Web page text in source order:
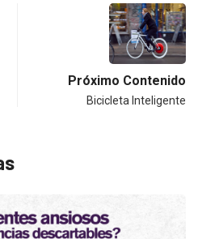
Próximo Contenido
Bicicleta Inteligente